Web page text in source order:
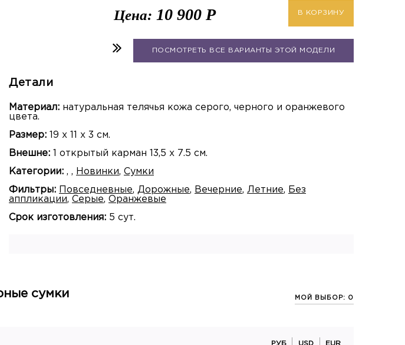
Цена: 10 900 Р В КОРЗИНУ
ПОСМОТРЕТЬ ВСЕ ВАРИАНТЫ ЭТОЙ МОДЕЛИ
Детали
Материал: натуральная телячья кожа серого, черного и оранжевого
цвета.
Размер: 19 х 11 х 3 см.
Внешне: 1 открытый карман 13,5 х 7.5 см.
Категории: , , Новинки, Сумки
Фильтры: Повседневные, Дорожные, Вечерние, Летние, Без
аппликации, Серые, Оранжевые
Срок изготовления: 5 сут.
сумки
РУБ USD EUR
МОЙ ВЫБОР: 0